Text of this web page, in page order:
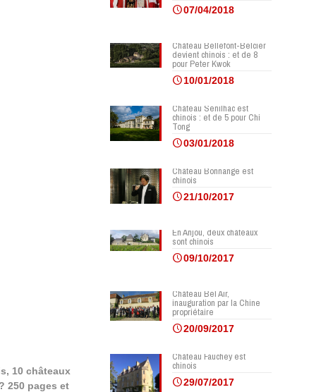
10 châteaux
250 pages et
07/04/2018
Château Bellefont-Belcier
devient chinois : et de 8
pour Peter Kwok
10/01/2018
Château Senilhac est
chinois : et de 5 pour Chi
Tong
03/01/2018
Château Bonnange est
chinois
21/10/2017
En Anjou, deux châteaux
sont chinois
09/10/2017
Château Bel Air,
inauguration par la Chine
propriétaire
20/09/2017
Château Fauchey est
chinois
29/07/2017